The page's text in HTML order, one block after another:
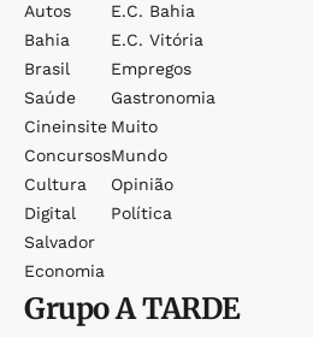
Autos
Bahia
Brasil
Saúde
Cineinsite
Concursos
Cultura
Digital
Salvador
Economia
E.c. Bahia
E.c. Vitória
Empregos
Gastronomia
Muito
Mundo
Opinião
Política
GrupoA TARDE